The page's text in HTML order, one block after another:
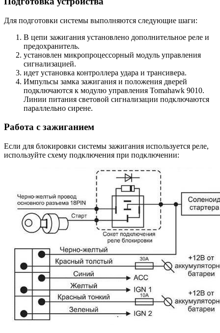
Для подготовки системы выполняются следующие шаги:
В цепи зажигания установлено дополнительное реле и
предохранитель.
установлен микропроцессорный модуль управления
сигнализацией.
идет установка контроллера удара и трансивера.
Импульсы замка зажигания и положения дверей
подключаются к модулю управления Tomahawk 9010.
Линии питания световой сигнализации подключаются
параллельно сирене.
Работа с зажиганием
Если для блокировки системы зажигания используется реле,
используйте схему подключения при подключении: